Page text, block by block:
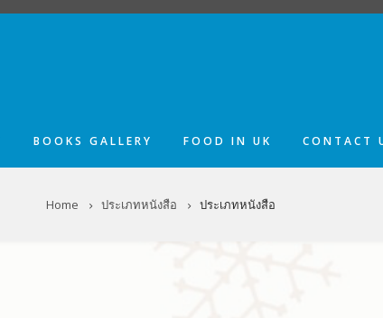
BOOKS GALLERY FOOD IN UK CONTACT
Home ประเภทหนังสือ ประเภทหนังสือ